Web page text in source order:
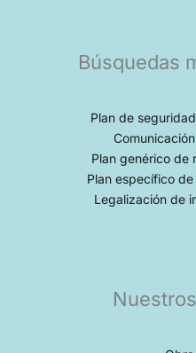
Búsquedas
Plan de
Plan genérico de
Plan específico
Legalización de